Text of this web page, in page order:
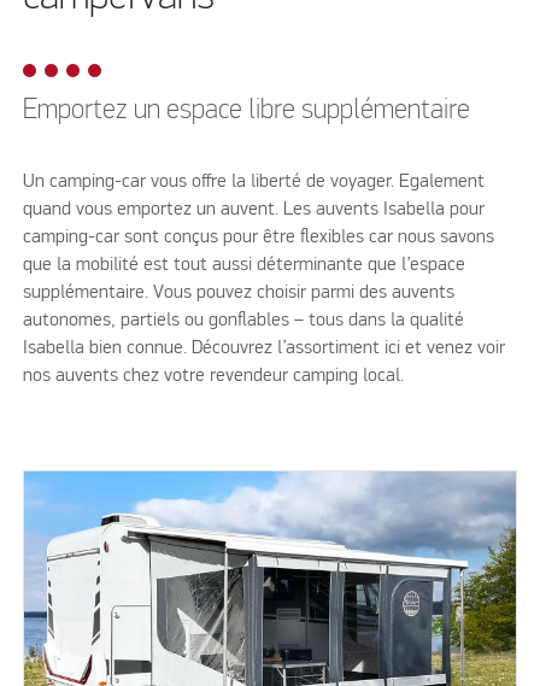
Emportez un espace libre supplémentaire
Un camping-car vous offre la liberté de voyager. Egalement
quand vous emportez un auvent. Les auvents Isabella pour
camping-car sont conçus pour être flexibles car nous savons
que la mobilité est tout aussi déterminante que l’espace
supplémentaire. Vous pouvez choisir parmi des auvents
autonomes, partiels ou gonflables – tous dans la qualité
Isabella bien connue. Découvrez l’assortiment ici et venez voir
nos auvents chez votre revendeur camping local.